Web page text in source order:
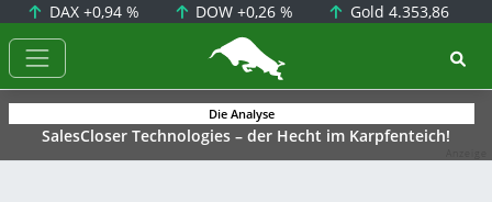
DAX +0,94 % DOW+0,26 % Gold 4.353,86
BörsenNEWS.de
Die Analyse
SalesCloser Technologies – der Hecht im Karpfenteich!